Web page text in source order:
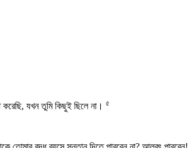
যখন তুমি কিছুই ছিলে না। ৫